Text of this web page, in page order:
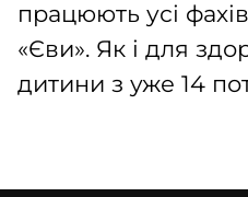
працюють усі
«Єви». Як і для
дитини з уже 14